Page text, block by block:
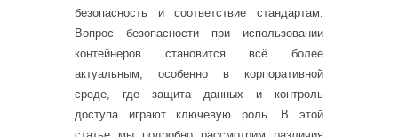
безопасность и соответствие стандартам.
Вопрос безопасности при использовании
контейнеров становится всё более
актуальным, особенно в корпоративной
среде, где защита данных и контроль
доступа играют ключевую роль. В этой